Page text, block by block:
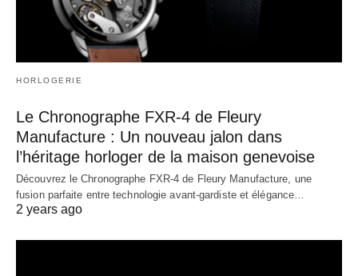
HORLOGERIE
Le Chronographe FXR-4 de Fleury
Manufacture : Un nouveau jalon dans
l’héritage horloger de la maison genevoise
Découvrez le Chronographe FXR-4 de Fleury Manufacture, une
fusion parfaite entre technologie avant-gardiste et élégance…
2 years ago